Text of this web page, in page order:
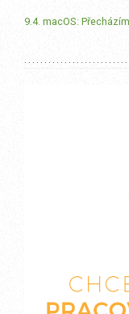
9.4. macOS: